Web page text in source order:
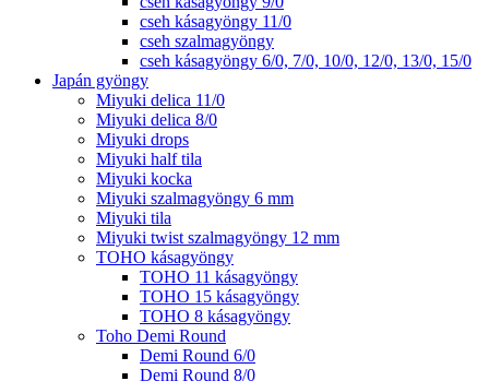
cseh kásagyöngy 11/0
cseh szalmagyöngy
cseh kásagyöngy 6/0, 7/0, 10/0, 12/0, 13/0, 15/0
Japán gyöngy
Miyuki delica 11/0
Miyuki delica 8/0
Miyuki drops
Miyuki half tila
Miyuki kocka
Miyuki szalmagyöngy 6 mm
Miyuki tila
Miyuki twist szalmagyöngy 12 mm
TOHO kásagyöngy
TOHO 11 kásagyöngy
TOHO 15 kásagyöngy
TOHO 8 kásagyöngy
Toho Demi Round
Demi Round 6/0
Demi Round 8/0